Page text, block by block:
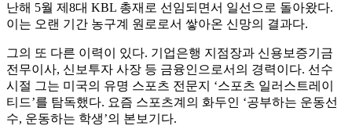
난해 5월 제8대 KBL 총재로 선임되면서 일선으로 돌아왔다.
이는 오랜 기간 농구계 원로로서 쌓아온 신망의 결과다.
그의 또 다른 이력이 있다. 기업은행 지점장과 신용보증기금
전무이사, 신보투자 사장 등 금융인으로서의 경력이다. 선수
시절 그는 미국의 유명 스포츠 전문지 ‘스포츠 일러스트레이
티드’를 탐독했다. 요즘 스포츠계의 화두인 ‘공부하는 운동선
수, 운동하는 학생’의 본보기다.